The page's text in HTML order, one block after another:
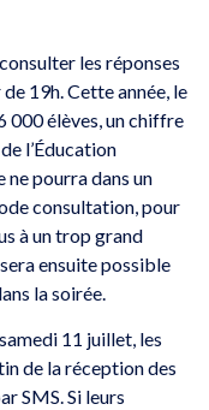
les réponses
19h. Cette année, le
000 élèves, un chiffre
l’Éducation
ne pourra dans un
consultation, pour
à un trop grand
ensuite possible
la soirée.
11 juillet, les
de la réception des
SMS. Si leurs